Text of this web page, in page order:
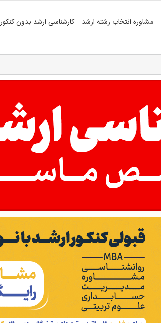
مشاوره انتخاب رشته ارشد کارشناسی ارشد بدون کنکور